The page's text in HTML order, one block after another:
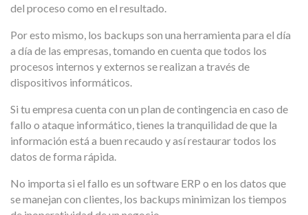
del proceso como en el resultado.
Por esto mismo, los backups son una herramienta para el día
a día de las empresas, tomando en cuenta que todos los
procesos internos y externos se realizan a través de
dispositivos informáticos.
Si tu empresa cuenta con un plan de contingencia en caso de
fallo o ataque informático, tienes la tranquilidad de que la
información está a buen recaudo y así restaurar todos los
datos de forma rápida.
No importa si el fallo es un software ERP o en los datos que
se manejan con clientes, los backups minimizan los tiempos